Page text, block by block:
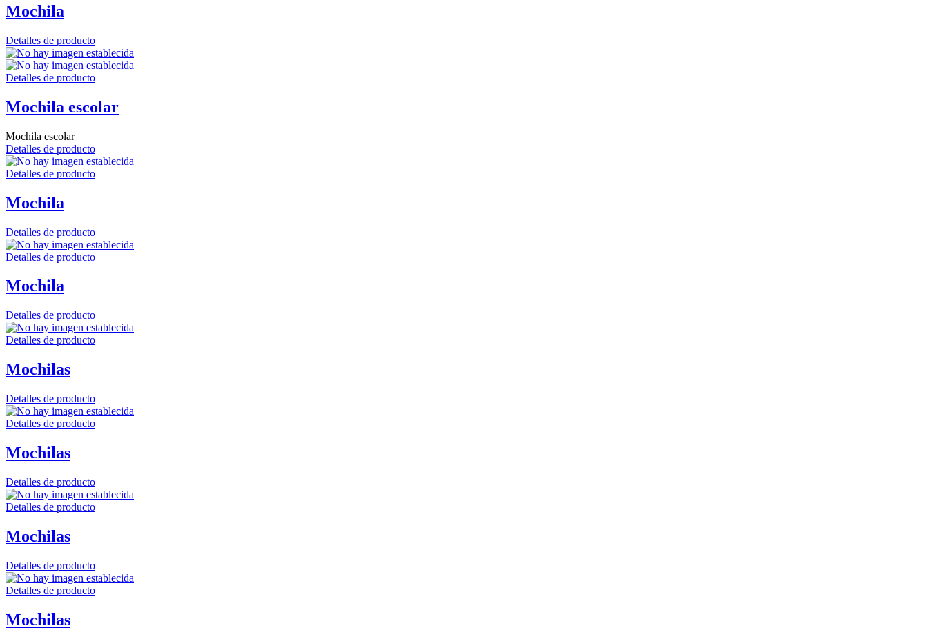
Mochila
Detalles de producto
Detalles de producto
Mochila escolar
Mochila escolar
Detalles de producto
Detalles de producto
Mochila
Detalles de producto
Detalles de producto
Mochila
Detalles de producto
Detalles de producto
Mochilas
Detalles de producto
Detalles de producto
Mochilas
Detalles de producto
Detalles de producto
Mochilas
Detalles de producto
Detalles de producto
Mochilas